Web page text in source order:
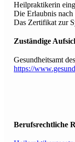
Heilpraktikerin
Die Erlaubnis nach
Das Zertifikat zur
Zuständige
Gesundheitsamt
https://
Berufsrechtliche